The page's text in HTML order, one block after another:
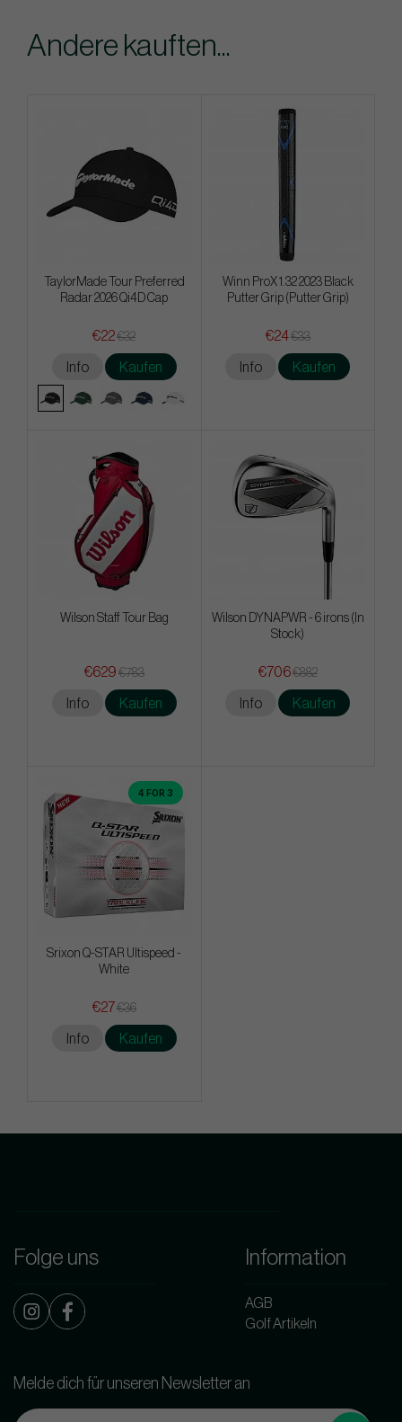
Andere kauften...
TaylorMade Tour Preferred
Radar 2026 Qi4D Cap
€22€32
Info Kaufen
Winn ProX 1.32 2023 Black
Putter Grip (Putter Grip)
€24€33
Info Kaufen
Wilson Staff Tour Bag
€629 €783
Info Kaufen
Wilson DYNAPWR - 6 irons (In
Stock)
€706€882
Info Kaufen
4 FOR 3
Srixon Q-STAR Ultispeed -
White
€27€36
Info Kaufen
Folge uns Information
AGB
Golf Artikeln
Melde dich für unseren Newsletter an